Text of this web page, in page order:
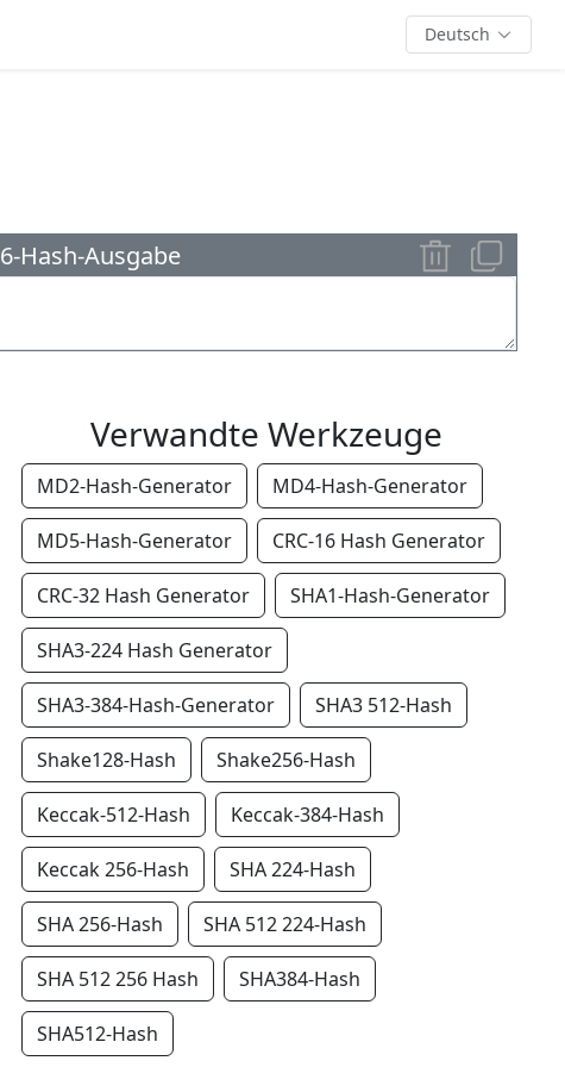
Deutsch
Hash-Ausgabe
Verwandte Werkzeuge
MD2-Hash-Generator MD4-Hash-Generator
MD5-Hash-Generator CRC-16 Hash Generator
CRC-32 Hash Generator SHA1-Hash-Generator
SHA3-224 Hash Generator
SHA3-384-Hash-Generator SHA3 512-Hash
Shake128-Hash Shake256-Hash
Keccak-512-Hash Keccak-384-Hash
Keccak 256-Hash SHA 224-Hash
SHA 256-Hash SHA 512 224-Hash
SHA 512 256 Hash SHA384-Hash
SHA512-Hash